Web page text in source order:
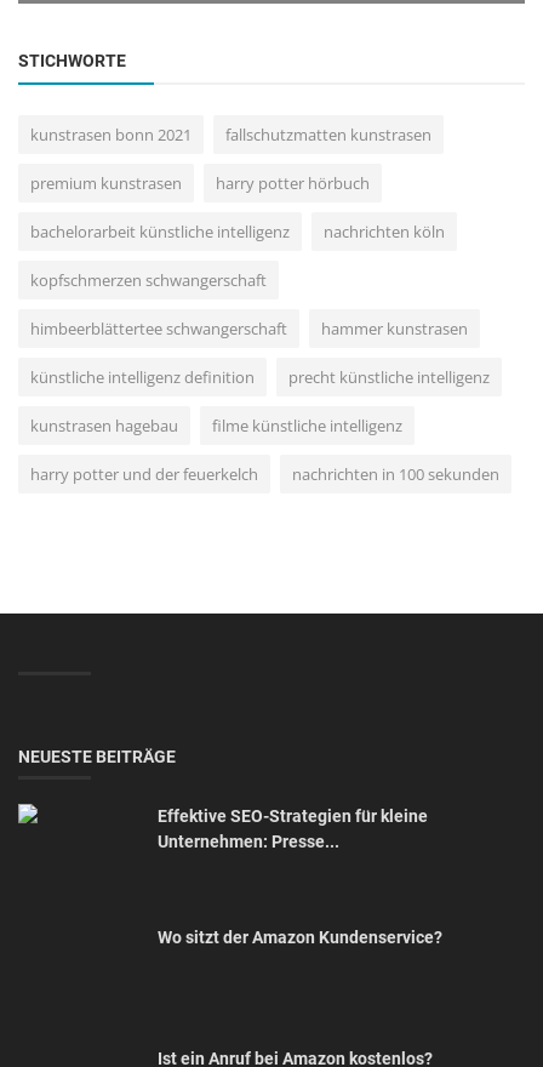
STICHWORTE
kunstrasen bonn 2021 fallschutzmatten kunstrasen
premium kunstrasen harry potter hörbuch
bachelorarbeit künstliche intelligenz nachrichten köln
kopfschmerzen schwangerschaft
himbeerblättertee schwangerschaft hammer kunstrasen
künstliche intelligenz definition precht künstliche intelligenz
kunstrasen hagebau filme künstliche intelligenz
harry potter und der feuerkelch nachrichten in 100 sekunden
NEUESTE BEITRÄGE
Effektive SEO-Strategien für kleine
Unternehmen: Presse...
Wo sitzt der Amazon Kundenservice?
Ist ein Anruf bei Amazon kostenlos?